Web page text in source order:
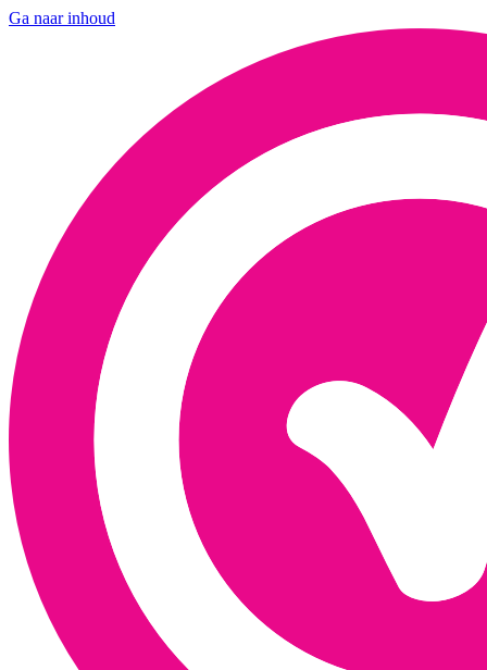
Ga naar inhoud